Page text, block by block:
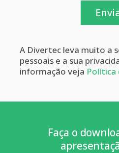
A Divertec leva muito a
pessoais e a sua
informação veja Política
Faça o